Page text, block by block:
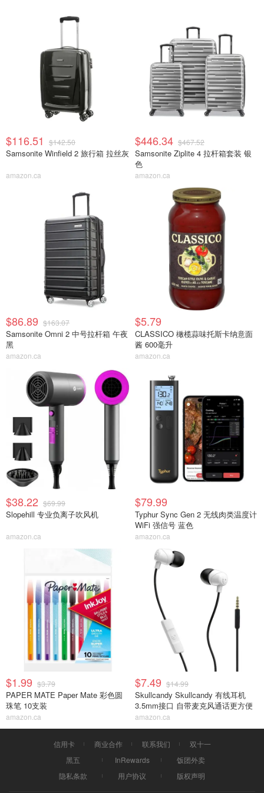
$116.51 $142.50
Samsonite Winfield 2 旅行箱 拉丝灰
amazon.ca
$446.34 $467.52
Samsonite Ziplite 4 拉杆箱套装 银
色
amazon.ca
$86.89 $163.07
Samsonite Omni 2 中号拉杆箱 午夜
黑
amazon.ca
$5.79
CLASSICO 橄榄蒜味托斯卡纳意面
酱 600毫升
amazon.ca
$38.22 $69.99
Slopehill 专业负离子吹风机
amazon.ca
$79.99
Typhur Sync Gen 2 无线肉类温度计
WiFi 强信号 蓝色
amazon.ca
$1.99 $3.79
PAPER MATE Paper Mate 彩色圆
珠笔 10支装
amazon.ca
$7.49 $14.99
Skullcandy Skullcandy 有线耳机
3.5mm接口 自带麦克风通话更方便
amazon.ca
信用卡 商业合作 联系我们
双十一
黑五
InRewards
饭团外卖
隐私条款
用户协议 版权声明